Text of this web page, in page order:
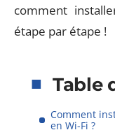
comment
étape par étape !
Table
Comment
en Wi-Fi ?